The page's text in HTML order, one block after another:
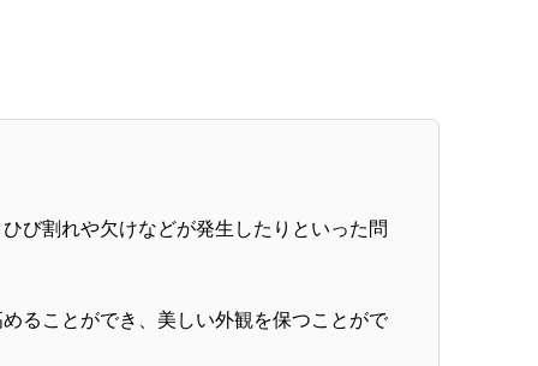
び割れや欠けなどが発生したりといった問
ることができ、美しい外観を保つことがで